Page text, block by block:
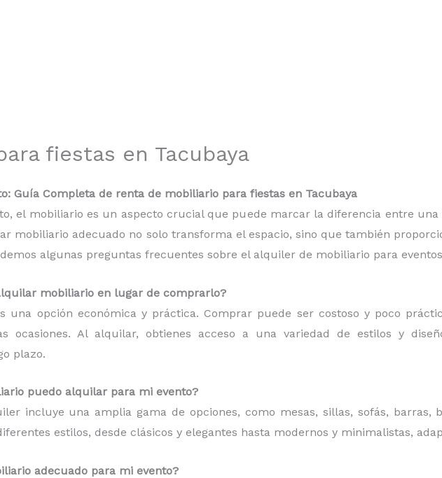
fiestas en Tacubaya
Guía Completa de renta de mobiliario para fiestas en Tacubaya
el mobiliario es un aspecto crucial que puede marcar la diferencia entre
mobiliario adecuado no solo transforma el espacio, sino que también
algunas preguntas frecuentes sobre el alquiler de mobiliario para
mobiliario en lugar de comprarlo?
una opción económica y práctica. Comprar puede ser costoso y poco
ocasiones. Al alquilar, obtienes acceso a una variedad de estilos y
plazo.
puedo alquilar para mi evento?
incluye una amplia gama de opciones, como mesas, sillas, sofás, barras,
estilos, desde clásicos y elegantes hasta modernos y minimalistas,
adecuado para mi evento?